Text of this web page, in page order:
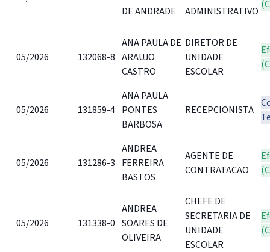
DE ANDRADE
ADMINISTRATIVO
05/2026 132068-8
ANA PAULA DE
ARAUJO
CASTRO
DIRETOR DE
UNIDADE
ESCOLAR
05/2026 131859-4
ANA PAULA
PONTES
BARBOSA
RECEPCIONISTA
05/2026 131286-3
ANDREA
FERREIRA
BASTOS
AGENTE DE
CONTRATACAO
05/2026 131338-0
ANDREA
SOARES DE
OLIVEIRA
CHEFE DE
SECRETARIA DE
UNIDADE
ESCOLAR